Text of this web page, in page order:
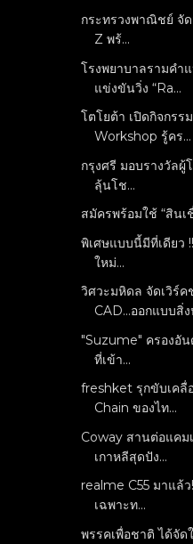
กระทรวงพาณิชย์ จั
Z พร้...
โรงพยาบาลรามคำ
แข่งขันวิ่ง “Ra...
โตโยต้า เปิดกิจกร
Workshop รู้คร...
กรุงศรี มอบรางวัลผู้
ลุ้นโช...
สมัครพร้อมใช้ “สินเ
พิเศษแบบนี้มีที่เดียว
ใหม่...
วิศวะมหิดล จัดเวิร์ค
CAD...ออกแบบสิ่ง
"Suzume" ครองอั
ที่เข้า...
freshket รุกขับเคลื่
Chain ของไท...
Coway สานต่อแค
เกาหลีสุดปัง...
realme C55 มาแล้
เฉพาะท...
พรรคเพื่อชาติ ได้จั